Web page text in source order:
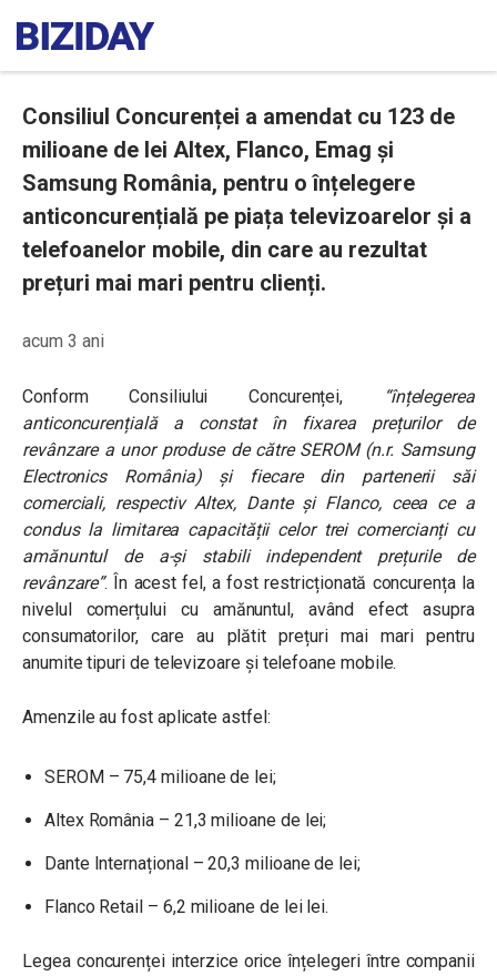
Consiliul Concurenței a amendat cu 123 de
milioane de lei Altex, Flanco, Emag și
Samsung România, pentru o înțelegere
anticoncurențială pe piața televizoarelor și a
telefoanelor mobile, din care au rezultat
prețuri mai mari pentru clienți.
acum 3 ani
Conform Consiliului Concurenței,
“înțelegerea
anticoncurențială a constat în fixarea prețurilor de
revânzare a unor produse de către SEROM (n.r. Samsung
Electronics România) și fiecare din partenerii săi
comerciali, respectiv Altex, Dante și Flanco, ceea ce a
condus la limitarea capacității celor trei comercianți cu
amănuntul de a-și stabili independent prețurile de
revânzare”. În acest fel, a fost restricționată concurența la
nivelul comerțului cu amănuntul, având efect asupra
consumatorilor, care au plătit prețuri mai mari pentru
anumite tipuri de televizoare și telefoane mobile.
Amenzile au fost aplicate astfel:
SEROM – 75,4 milioane de lei;
Altex România – 21,3 milioane de lei;
Dante Internațional – 20,3 milioane de lei;
Flanco Retail – 6,2 milioane de lei lei.
Legea concurenței interzice orice înțelegeri între companii